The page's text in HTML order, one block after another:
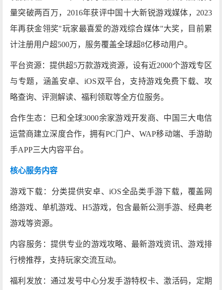
量突破两百万，2016年获评中国十大新锐游戏媒体，2023
年再获金翎奖"玩家最喜爱的游戏综合媒体"大奖，目前累
计注册用户超500万，服务覆盖全球超8亿移动用户。
平台资源‌：提供超‌5万款‌游戏资源，设有近‌2000个‌游戏专区
与专题，涵盖安卓、iOS双平台，支持游戏免费下载、攻
略查询、评测解读、福利领取等全方位服务。
合作生态‌：已和全球3000余家游戏开发商、中国三大电信
运营商建立深度合作，拥有PC门户、WAP移动端、手游助
手APP三大内容平台。
核心服务内容
游戏下载‌：分类提供安卓、iOS全品类手游下载，覆盖网
络游戏、单机游戏、H5游戏，包含最新公测手游、经典老
游戏等资源。
内容服务‌：提供专业的游戏攻略、最新游戏资讯、游戏排
行榜推荐，支持玩家交流互动。
福利发放‌：通过发号中心分发手游特权卡、激活码，定期